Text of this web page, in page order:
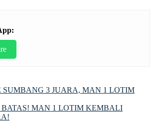
SUMBANG 3 JUARA, MAN 1 LOTIM
BATAS! MAN 1 LOTIM KEMBALI